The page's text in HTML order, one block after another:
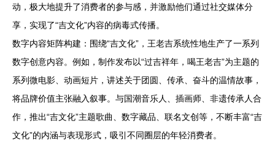
动，极大地提升了消费者的参与感，并激励他们通过社交媒体分
享，实现了“吉文化”内容的病毒式传播。
数字内容矩阵构建：围绕“吉文化”，王老吉系统性地生产了一系列
数字创意内容。例如，制作发布以“过吉祥年，喝王老吉”为主题的
系列微电影、动画短片，讲述关于团圆、传承、奋斗的温情故事，
将品牌价值主张融入叙事。与国潮音乐人、插画师、非遗传承人合
作，推出“吉文化”主题歌曲、数字藏品、联名文创等，不断丰富“吉
文化”的内涵与表现形式，吸引不同圈层的年轻消费者。